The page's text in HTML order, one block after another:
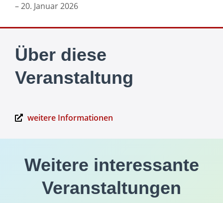
– 20. Januar 2026
Über diese
Veranstaltung
weitere Informationen
Weitere interessante
Veranstaltungen